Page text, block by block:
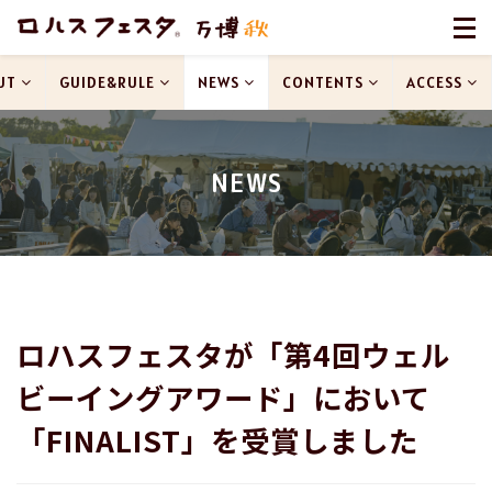
NEWS
GUIDE&RULE NEWS CONTENTS ACCESS
ロハスフェスタが「第4回ウェル
ビーイングアワード」において
「FINALIST」を受賞しました